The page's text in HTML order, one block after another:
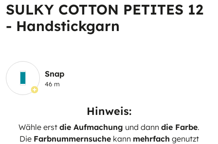
SULKY COTTON PETITES 12
- Handstickgarn
Snap
46 m
Hinweis:
Wähle erst die Aufmachung und dann die Farbe.
Die Farbnummernsuchekann mehrfach genutzt